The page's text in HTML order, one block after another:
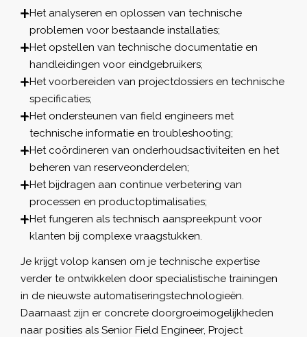
Het analyseren en oplossen van technische
problemen voor bestaande installaties;
Het opstellen van technische documentatie en
handleidingen voor eindgebruikers;
Het voorbereiden van projectdossiers en technische
specificaties;
Het ondersteunen van field engineers met
technische informatie en troubleshooting;
Het coördineren van onderhoudsactiviteiten en het
beheren van reserveonderdelen;
Het bijdragen aan continue verbetering van
processen en productoptimalisaties;
Het fungeren als technisch aanspreekpunt voor
klanten bij complexe vraagstukken.
Je krijgt volop kansen om je technische expertise
verder te ontwikkelen door specialistische trainingen
in de nieuwste automatiseringstechnologieën.
Daarnaast zijn er concrete doorgroeimogelijkheden
naar posities als Senior Field Engineer, Project